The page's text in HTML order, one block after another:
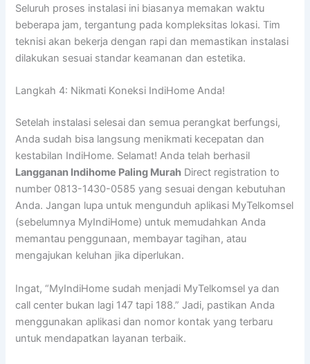
Seluruh proses instalasi ini biasanya memakan waktu
beberapa jam, tergantung pada kompleksitas lokasi. Tim
teknisi akan bekerja dengan rapi dan memastikan instalasi
dilakukan sesuai standar keamanan dan estetika.
Langkah 4: Nikmati Koneksi IndiHome Anda!
Setelah instalasi selesai dan semua perangkat berfungsi,
Anda sudah bisa langsung menikmati kecepatan dan
kestabilan IndiHome. Selamat! Anda telah berhasil
Langganan Indihome Paling Murah Direct registration to
number 0813-1430-0585 yang sesuai dengan kebutuhan
Anda. Jangan lupa untuk mengunduh aplikasi MyTelkomsel
(sebelumnya MyIndiHome) untuk memudahkan Anda
memantau penggunaan, membayar tagihan, atau
mengajukan keluhan jika diperlukan.
Ingat, “MyIndiHome sudah menjadi MyTelkomsel ya dan
call center bukan lagi 147 tapi 188.” Jadi, pastikan Anda
menggunakan aplikasi dan nomor kontak yang terbaru
untuk mendapatkan layanan terbaik.